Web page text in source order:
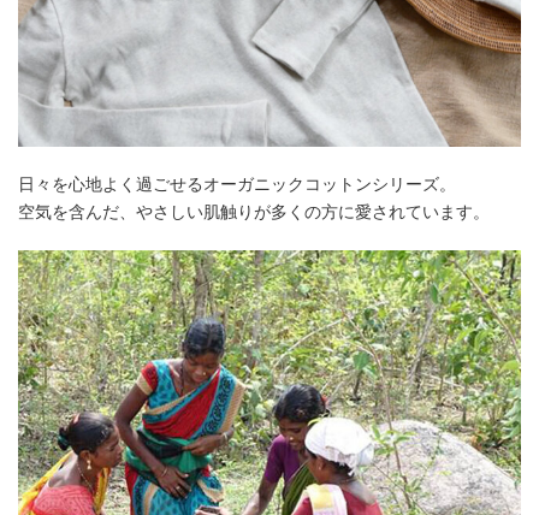
日々を心地よく過ごせるオーガニックコットンシリーズ。
空気を含んだ、やさしい肌触りが多くの方に愛されています。